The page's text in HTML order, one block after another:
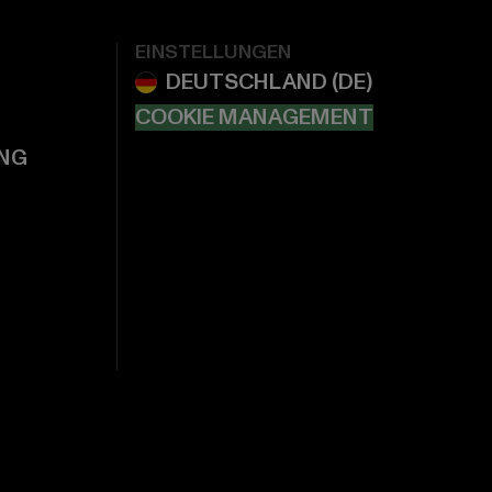
EINSTELLUNGEN
COOKIE MANAGEMENT